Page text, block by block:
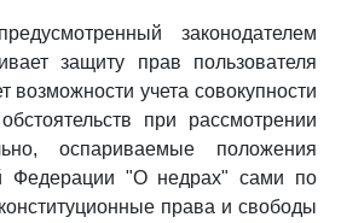
законодателем
защиту прав пользователя
возможности учета совокупности
при рассмотрении
оспариваемые положения
Федерации "О недрах" сами по
права и свободы